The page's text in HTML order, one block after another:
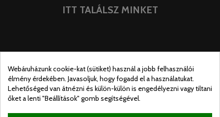
ITT TALÁLSZ MINKET
Webáruházunk cookie-kat (sütiket) használ a jobb felhasználói
élmény érdekében. Javasoljuk, hogy fogadd el a használatukat.
Lehetőséged van átnézni és külön-külön is engedélyezni vagy tiltani
őket a lenti "Beállítások" gomb segítségével.